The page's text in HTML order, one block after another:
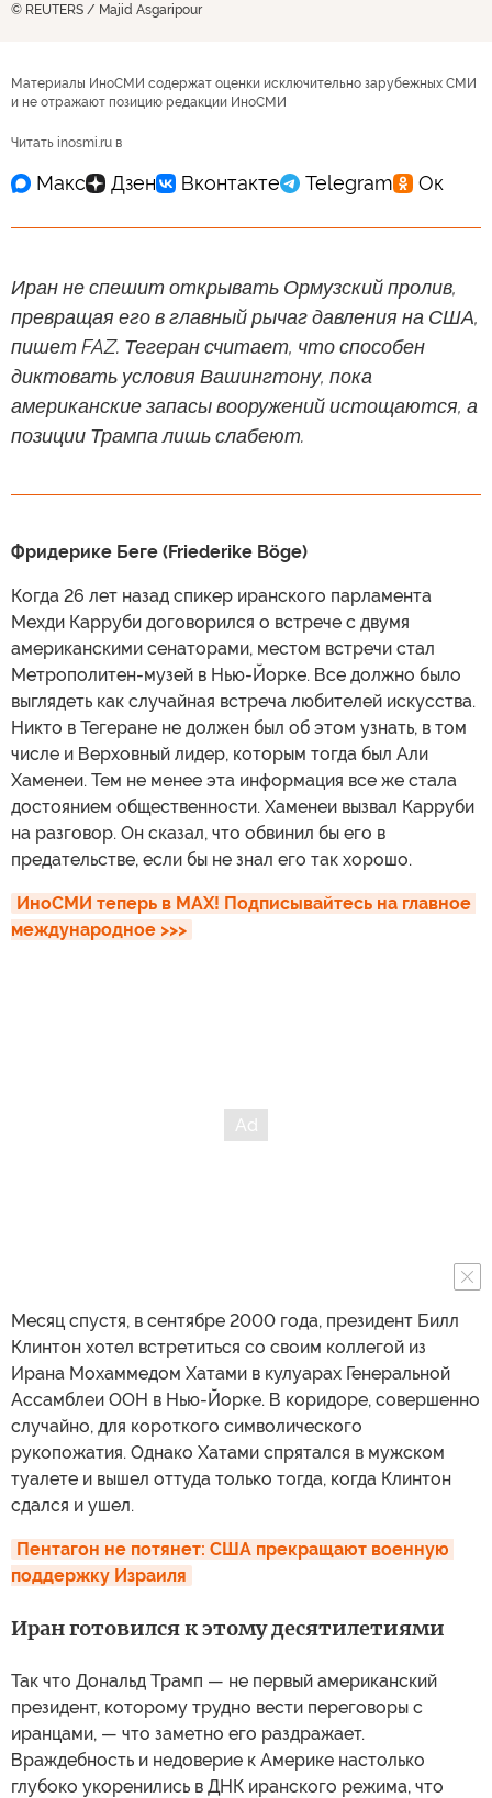
© REUTERS / Majid Asgaripour
Материалы ИноСМИ содержат оценки исключительно зарубежных СМИ
и не отражают позицию редакции ИноСМИ
Читать inosmi.ru в
Иран не спешит открывать Ормузский пролив,
превращая его в главный рычаг давления на США,
пишет FAZ. Тегеран считает, что способен
диктовать условия Вашингтону, пока
американские запасы вооружений истощаются, а
позиции Трампа лишь слабеют.
Фридерике Беге (Friederike Böge)
Когда 26 лет назад спикер иранского парламента
Мехди Карруби договорился о встрече с двумя
американскими сенаторами, местом встречи стал
Метрополитен-музей в Нью-Йорке. Все должно было
выглядеть как случайная встреча любителей искусства.
Никто в Тегеране не должен был об этом узнать, в том
числе и Верховный лидер, которым тогда был Али
Хаменеи. Тем не менее эта информация все же стала
достоянием общественности. Хаменеи вызвал Карруби
на разговор. Он сказал, что обвинил бы его в
предательстве, если бы не знал его так хорошо.
ИноСМИ теперь в MAX! Подписывайтесь на главное
международное >>>
Месяц спустя, в сентябре 2000 года, президент Билл
Клинтон хотел встретиться со своим коллегой из
Ирана Мохаммедом Хатами в кулуарах Генеральной
Ассамблеи ООН в Нью-Йорке. В коридоре, совершенно
случайно, для короткого символического
рукопожатия. Однако Хатами спрятался в мужском
туалете и вышел оттуда только тогда, когда Клинтон
сдался и ушел.
Пентагон не потянет: США прекращают военную
поддержку Израиля
Иран готовился к этому десятилетиями
Так что Дональд Трамп — не первый американский
президент, которому трудно вести переговоры с
иранцами, — что заметно его раздражает.
Враждебность и недоверие к Америке настолько
глубоко укоренились в ДНК иранского режима, что